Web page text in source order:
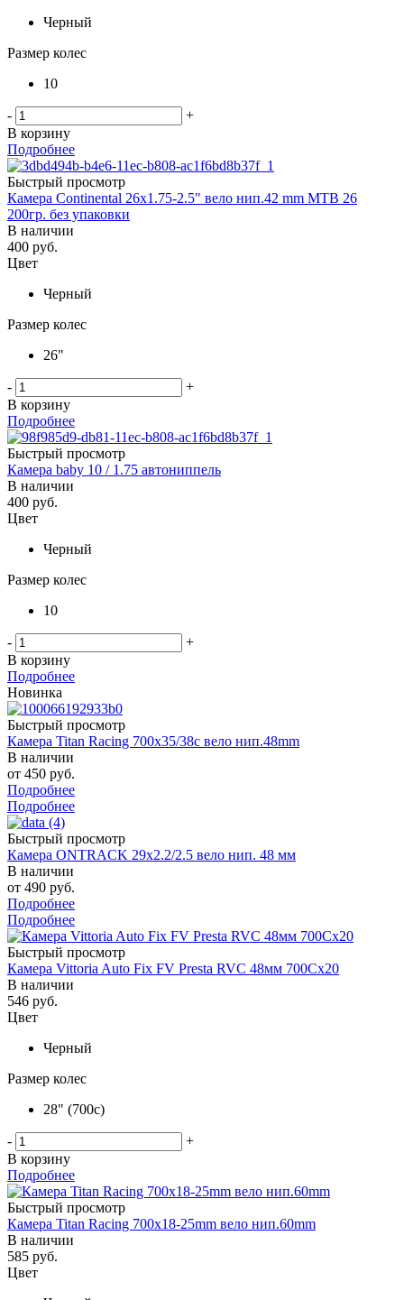
Черный
Размер колес
10
-
+
В корзину
Подробнее
Быстрый просмотр
Камера Continental 26x1.75-2.5" вело нип.42 mm MTB 26
200гр. без упаковки
В наличии
400 руб.
Цвет
Черный
Размер колес
26"
-
+
В корзину
Подробнее
Быстрый просмотр
Камера baby 10 / 1.75 автониппель
В наличии
400 руб.
Цвет
Черный
Размер колес
10
-
+
В корзину
Подробнее
Новинка
Быстрый просмотр
Камера Titan Racing 700х35/38с вело нип.48mm
В наличии
от 450 руб.
Подробнее
Подробнее
Быстрый просмотр
Камера ONTRACK 29x2.2/2.5 вело нип. 48 мм
В наличии
от 490 руб.
Подробнее
Подробнее
Быстрый просмотр
Камера Vittoria Auto Fix FV Presta RVC 48мм 700Cx20
В наличии
546 руб.
Цвет
Черный
Размер колес
28" (700c)
-
+
В корзину
Подробнее
Быстрый просмотр
Камера Titan Racing 700х18-25mm вело нип.60mm
В наличии
585 руб.
Цвет